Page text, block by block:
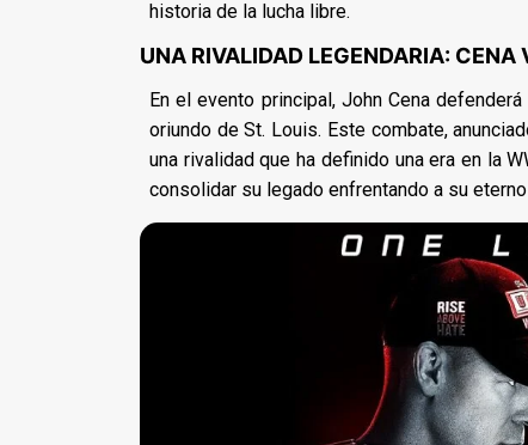
historia de la lucha libre.
UNA RIVALIDAD LEGENDARIA: CENA
En el evento principal, John Cena
oriundo de St. Louis. Este combate,
una rivalidad que ha definido una era en la
consolidar su legado enfrentando a su